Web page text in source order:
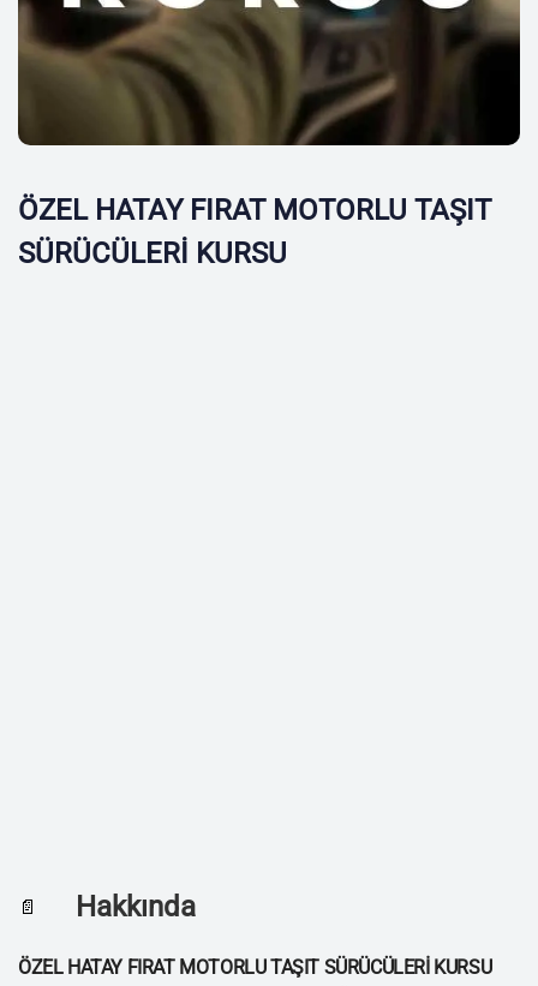
ÖZEL HATAY FIRAT MOTORLU TAŞIT
SÜRÜCÜLERİ KURSU
📄 Hakkında
ÖZEL HATAY FIRAT MOTORLU TAŞIT SÜRÜCÜLERİ KURSU